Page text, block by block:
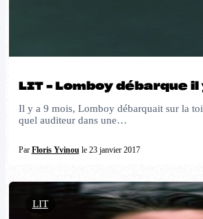
LIT – Lomboy débarque
Il y a 9 mois, Lomboy débarquait sur la
quel auditeur dans une…
Par Floris Yvinoule 23 janvier 2017
LIT